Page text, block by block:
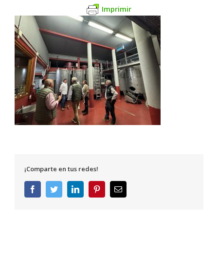
Imprimir
¡Comparte en tus redes!
FacebookTwitterLinkedInPinterestCorreo
electrónico